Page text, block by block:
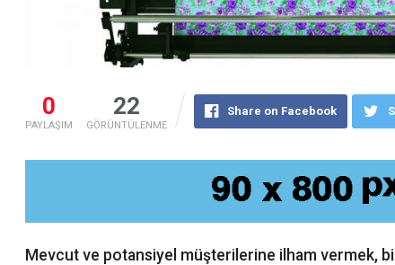
0
PAYLAŞIM
22
GÖRÜNTÜLENME
Share on Facebook
Mevcut ve potansiyel müşterilerine ilham vermek,